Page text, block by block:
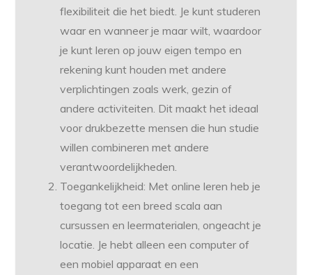
flexibiliteit die het biedt. Je kunt studeren
waar en wanneer je maar wilt, waardoor
je kunt leren op jouw eigen tempo en
rekening kunt houden met andere
verplichtingen zoals werk, gezin of
andere activiteiten. Dit maakt het ideaal
voor drukbezette mensen die hun studie
willen combineren met andere
verantwoordelijkheden.
Toegankelijkheid: Met online leren heb je
toegang tot een breed scala aan
cursussen en leermaterialen, ongeacht je
locatie. Je hebt alleen een computer of
een mobiel apparaat en een